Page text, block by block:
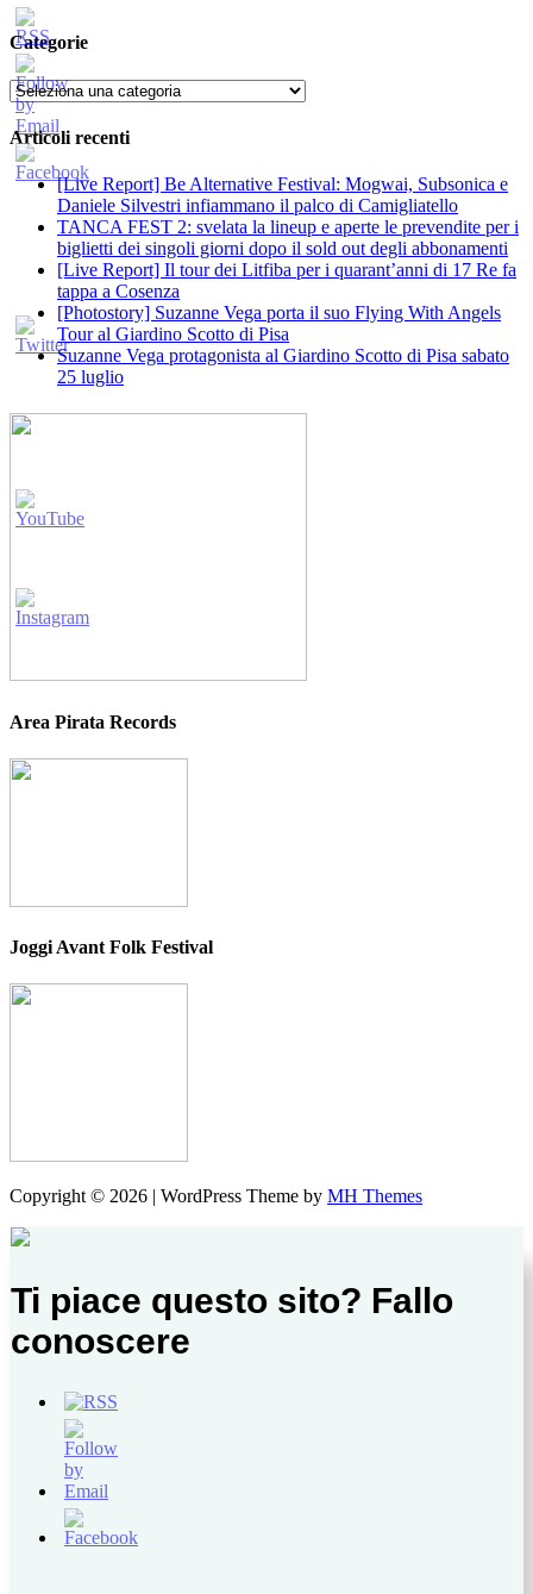
Categorie
Categorie
Articoli recenti
[Live Report] Be Alternative Festival: Mogwai, Subsonica e
Daniele Silvestri infiammano il palco di Camigliatello
TANCA FEST 2: svelata la lineup e aperte le prevendite per i
biglietti dei singoli giorni dopo il sold out degli abbonamenti
[Live Report] Il tour dei Litfiba per i quarant’anni di 17 Re fa
tappa a Cosenza
[Photostory] Suzanne Vega porta il suo Flying With Angels
Tour al Giardino Scotto di Pisa
Suzanne Vega protagonista al Giardino Scotto di Pisa sabato
25 luglio
Area Pirata Records
Joggi Avant Folk Festival
Copyright © 2026 | WordPress Theme by MH Themes
Ti piace questo sito? Fallo
conoscere